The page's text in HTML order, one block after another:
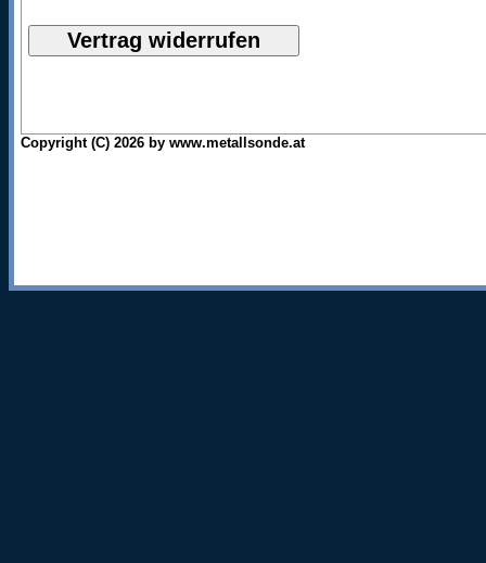
Copyright (C) 2026 by www.metallsonde.at